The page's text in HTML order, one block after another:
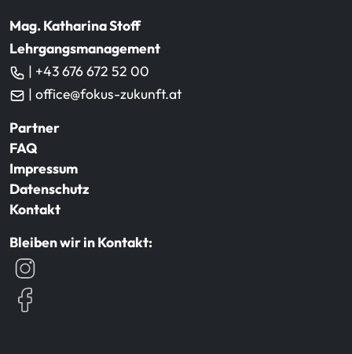
Mag. Katharina Stoff
Lehrgangsmanagement
| +43 676 672 52 00
| office@fokus-zukunft.at
Partner
FAQ
Impressum
Datenschutz
Kontakt
Bleiben wir in Kontakt: